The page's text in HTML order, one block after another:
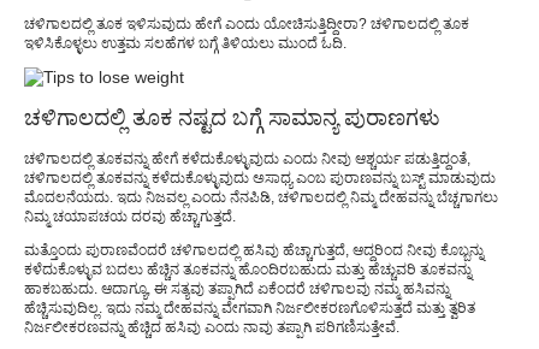
ಚಳಿಗಾಲದಲ್ಲಿ ತೂಕ ಇಳಿಸುವುದು ಹೇಗೆ ಎಂದು ಯೋಚಿಸುತ್ತಿದ್ದೀರಾ? ಚಳಿಗಾಲದಲ್ಲಿ ತೂಕ
ಇಳಿಸಿಕೊಳ್ಳಲು ಉತ್ತಮ ಸಲಹೆಗಳ ಬಗ್ಗೆ ತಿಳಿಯಲು ಮುಂದೆ ಓದಿ.
ಚಳಿಗಾಲದಲ್ಲಿ ತೂಕ ನಷ್ಟದ ಬಗ್ಗೆ ಸಾಮಾನ್ಯ ಪುರಾಣಗಳು
ಚಳಿಗಾಲದಲ್ಲಿ ತೂಕವನ್ನು ಹೇಗೆ ಕಳೆದುಕೊಳ್ಳುವುದು ಎಂದು ನೀವು ಆಶ್ಚರ್ಯ ಪಡುತ್ತಿದ್ದಂತೆ,
ಚಳಿಗಾಲದಲ್ಲಿ ತೂಕವನ್ನು ಕಳೆದುಕೊಳ್ಳುವುದು ಅಸಾಧ್ಯ ಎಂಬ ಪುರಾಣವನ್ನು ಬಸ್ಟ್ ಮಾಡುವುದು
ಮೊದಲನೆಯದು. ಇದು ನಿಜವಲ್ಲ ಎಂದು ನೆನಪಿಡಿ, ಚಳಿಗಾಲದಲ್ಲಿ ನಿಮ್ಮ ದೇಹವನ್ನು ಬೆಚ್ಚಗಾಗಲು
ನಿಮ್ಮ ಚಯಾಪಚಯ ದರವು ಹೆಚ್ಚಾಗುತ್ತದೆ.
ಮತ್ತೊಂದು ಪುರಾಣವೆಂದರೆ ಚಳಿಗಾಲದಲ್ಲಿ ಹಸಿವು ಹೆಚ್ಚಾಗುತ್ತದೆ, ಆದ್ದರಿಂದ ನೀವು ಕೊಬ್ಬನ್ನು
ಕಳೆದುಕೊಳ್ಳುವ ಬದಲು ಹೆಚ್ಚಿನ ತೂಕವನ್ನು ಹೊಂದಿರಬಹುದು ಮತ್ತು ಹೆಚ್ಚುವರಿ ತೂಕವನ್ನು
ಹಾಕಬಹುದು. ಆದಾಗ್ಯೂ, ಈ ಸತ್ಯವು ತಪ್ಪಾಗಿದೆ ಏಕೆಂದರೆ ಚಳಿಗಾಲವು ನಮ್ಮ ಹಸಿವನ್ನು
ಹೆಚ್ಚಿಸುವುದಿಲ್ಲ. ಇದು ನಮ್ಮ ದೇಹವನ್ನು ವೇಗವಾಗಿ ನಿರ್ಜಲೀಕರಣಗೊಳಿಸುತ್ತದೆ ಮತ್ತು ತ್ವರಿತ
ನಿರ್ಜಲೀಕರಣವನ್ನು ಹೆಚ್ಚಿದ ಹಸಿವು ಎಂದು ನಾವು ತಪ್ಪಾಗಿ ಪರಿಗಣಿಸುತ್ತೇವೆ.